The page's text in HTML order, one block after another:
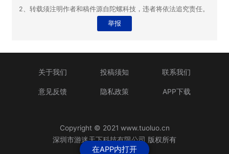
2、转载须注明作者和稿件源自陀螺科技，违者将依法追究责任。
举报
在APP内打开
关于我们 投稿须知 联系我们
意见反馈 隐私政策 APP下载
Copyright © 2021 www.tuoluo.cn
深圳市游迷天下科技有限公司 版权所有
粤ICP备13090461号